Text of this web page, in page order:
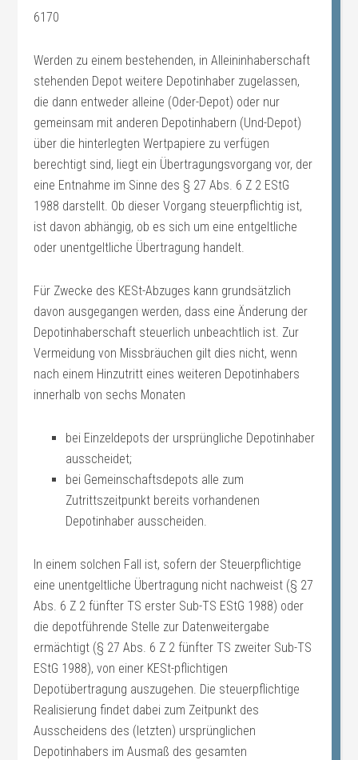
6170
Werden zu einem bestehenden, in Alleininhaberschaft
stehenden Depot weitere Depotinhaber zugelassen,
die dann entweder alleine (Oder-Depot) oder nur
gemeinsam mit anderen Depotinhabern (Und-Depot)
über die hinterlegten Wertpapiere zu verfügen
berechtigt sind, liegt ein Übertragungsvorgang vor, der
eine Entnahme im Sinne des § 27 Abs. 6 Z 2 EStG
1988 darstellt. Ob dieser Vorgang steuerpflichtig ist,
ist davon abhängig, ob es sich um eine entgeltliche
oder unentgeltliche Übertragung handelt.
Für Zwecke des KESt-Abzuges kann grundsätzlich
davon ausgegangen werden, dass eine Änderung der
Depotinhaberschaft steuerlich unbeachtlich ist. Zur
Vermeidung von Missbräuchen gilt dies nicht, wenn
nach einem Hinzutritt eines weiteren Depotinhabers
innerhalb von sechs Monaten
bei Einzeldepots der ursprüngliche Depotinhaber
ausscheidet;
bei Gemeinschaftsdepots alle zum
Zutrittszeitpunkt bereits vorhandenen
Depotinhaber ausscheiden.
In einem solchen Fall ist, sofern der Steuerpflichtige
eine unentgeltliche Übertragung nicht nachweist (§ 27
Abs. 6 Z 2 fünfter TS erster Sub-TS EStG 1988) oder
die depotführende Stelle zur Datenweitergabe
ermächtigt (§ 27 Abs. 6 Z 2 fünfter TS zweiter Sub-TS
EStG 1988), von einer KESt-pflichtigen
Depotübertragung auszugehen. Die steuerpflichtige
Realisierung findet dabei zum Zeitpunkt des
Ausscheidens des (letzten) ursprünglichen
Depotinhabers im Ausmaß des gesamten